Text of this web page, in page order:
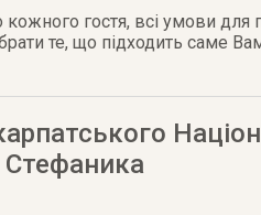
гостя, всі умови для
те, що підходить саме
Стефаника